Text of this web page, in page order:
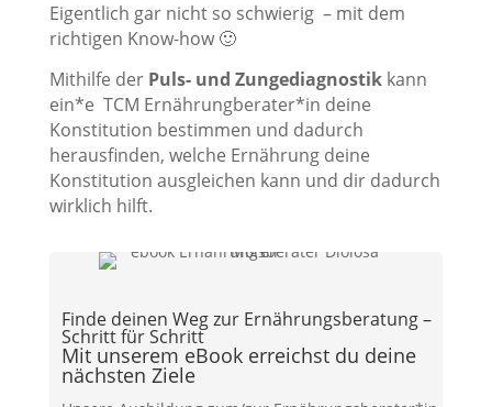
Eigentlich gar nicht so schwierig – mit dem
richtigen Know-how 🙂
Mithilfe der Puls- und Zungediagnostikkann
ein*e TCM Ernährungberater*in deine
Konstitution bestimmen und dadurch
herausfinden, welche Ernährung deine
Konstitution ausgleichen kann und dir dadurch
wirklich hilft.
Finde deinen Weg zur Ernährungsberatung –
Schritt für Schritt
Mit unserem eBook erreichst du deine
nächsten Ziele